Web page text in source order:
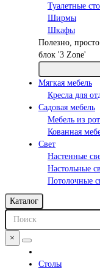
Туалетные
Ширмы
Шкафы
Полезно,
блок '3 Zone'
Мягкая мебель
Кресла для
Садовая мебель
Мебель из
Кованная
Свет
Настенные
Настольные
Потолочные
Каталог
×
Столы